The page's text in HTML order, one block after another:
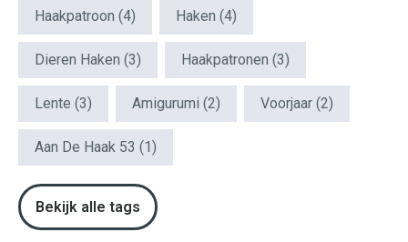
Haakpatroon (4) Haken (4)
Dieren Haken (3) Haakpatronen (3)
Lente (3) Amigurumi (2) Voorjaar (2)
Aan De Haak 53 (1)
Bekijk alle tags